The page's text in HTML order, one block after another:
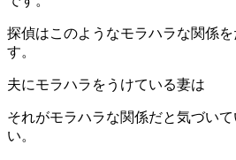
探偵はこのようなモラハラな関係を
す。
夫にモラハラをうけている妻は
それがモラハラな関係だと気づい
い。